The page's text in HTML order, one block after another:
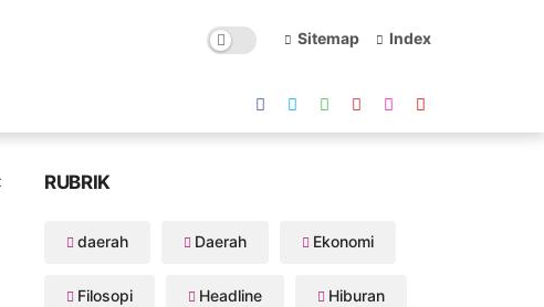
Sitemap Index
RUBRIK
daerah Daerah Ekonomi
Filosopi Headline Hiburan